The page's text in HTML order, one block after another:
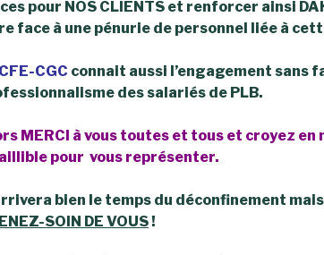
pour NOS CLIENTS et renforcer ainsi
face à une pénurie de personnel liée à
CFE-CGC connait aussi l’engagement sans
des salariés de PLB.
MERCI à vous toutes et tous et croyez en
pour vous représenter.
bien le temps du déconfinement
SOIN DE VOUS!